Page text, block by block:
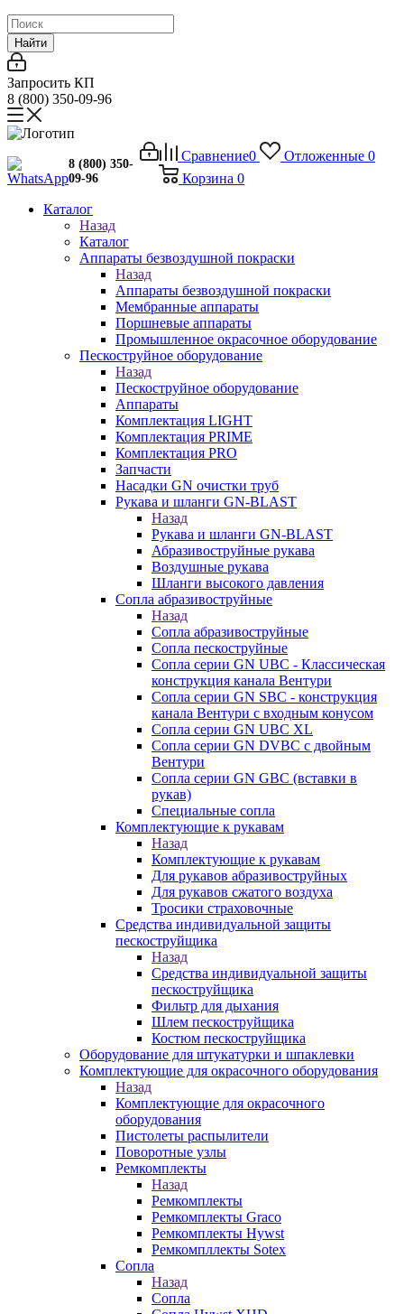
Найти
Запросить КП
8 (800) 350-09-96
Сравнение0 Отложенные 0
Корзина 0
8 (800) 350-
09-96
Каталог
Назад
Каталог
Аппараты безвоздушной покраски
Назад
Аппараты безвоздушной покраски
Мембранные аппараты
Поршневые аппараты
Промышленное окрасочное оборудование
Пескоструйное оборудование
Назад
Пескоструйное оборудование
Аппараты
Комплектация LIGHT
Комплектация PRIME
Комплектация PRO
Запчасти
Насадки GN очистки труб
Рукава и шланги GN-BLAST
Назад
Рукава и шланги GN-BLAST
Абразивоструйные рукава
Воздушные рукава
Шланги высокого давления
Сопла абразивоструйные
Назад
Сопла абразивоструйные
Сопла пескоструйные
Сопла серии GN UBC - Классическая
конструкция канала Вентури
Сопла серии GN SBC - конструкция
канала Вентури c входным конусом
Сопла серии GN UBC XL
Сопла серии GN DVBC с двойным
Вентури
Сопла серии GN GBC (вставки в
рукав)
Специальные сопла
Комплектующие к рукавам
Назад
Комплектующие к рукавам
Для рукавов абразивоструйных
Для рукавов сжатого воздуха
Тросики страховочные
Средства индивидуальной защиты
пескоструйщика
Назад
Средства индивидуальной защиты
пескоструйщика
Фильтр для дыхания
Шлем пескоструйщика
Костюм пескоструйщика
Оборудование для штукатурки и шпаклевки
Комплектующие для окрасочного оборудования
Назад
Комплектующие для окрасочного
оборудования
Пистолеты распылители
Поворотные узлы
Ремкомплекты
Назад
Ремкомплекты
Ремкомплекты Graco
Ремкомплекты Hywst
Ремкомпллекты Sotex
Сопла
Назад
Сопла